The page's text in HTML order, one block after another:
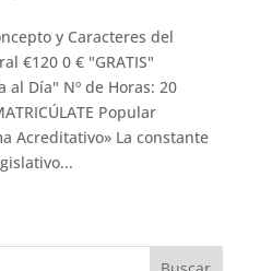
y Caracteres del
€120 0 € "GRATIS"
al Día" Nº de Horas: 20
Popular
Acreditativo» La constante